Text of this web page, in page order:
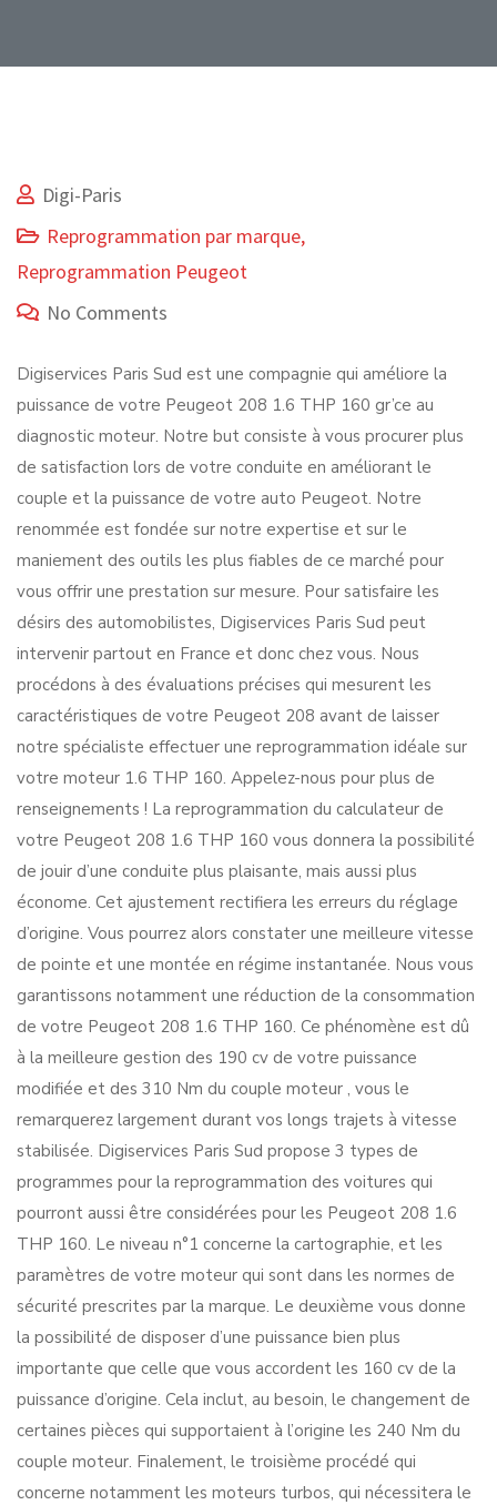
Digi-Paris
Reprogrammation par marque,
Reprogrammation Peugeot
No Comments
Digiservices Paris Sud est une compagnie qui améliore la
puissance de votre Peugeot 208 1.6 THP 160 gr’ce au
diagnostic moteur. Notre but consiste à vous procurer plus
de satisfaction lors de votre conduite en améliorant le
couple et la puissance de votre auto Peugeot. Notre
renommée est fondée sur notre expertise et sur le
maniement des outils les plus fiables de ce marché pour
vous offrir une prestation sur mesure. Pour satisfaire les
désirs des automobilistes, Digiservices Paris Sud peut
intervenir partout en France et donc chez vous. Nous
procédons à des évaluations précises qui mesurent les
caractéristiques de votre Peugeot 208 avant de laisser
notre spécialiste effectuer une reprogrammation idéale sur
votre moteur 1.6 THP 160. Appelez-nous pour plus de
renseignements ! La reprogrammation du calculateur de
votre Peugeot 208 1.6 THP 160 vous donnera la possibilité
de jouir d’une conduite plus plaisante, mais aussi plus
économe. Cet ajustement rectifiera les erreurs du réglage
d’origine. Vous pourrez alors constater une meilleure vitesse
de pointe et une montée en régime instantanée. Nous vous
garantissons notamment une réduction de la consommation
de votre Peugeot 208 1.6 THP 160. Ce phénomène est dû
à la meilleure gestion des 190 cv de votre puissance
modifiée et des 310 Nm du couple moteur , vous le
remarquerez largement durant vos longs trajets à vitesse
stabilisée. Digiservices Paris Sud propose 3 types de
programmes pour la reprogrammation des voitures qui
pourront aussi être considérées pour les Peugeot 208 1.6
THP 160. Le niveau n°1 concerne la cartographie, et les
paramètres de votre moteur qui sont dans les normes de
sécurité prescrites par la marque. Le deuxième vous donne
la possibilité de disposer d’une puissance bien plus
importante que celle que vous accordent les 160 cv de la
puissance d’origine. Cela inclut, au besoin, le changement de
certaines pièces qui supportaient à l’origine les 240 Nm du
couple moteur. Finalement, le troisième procédé qui
concerne notamment les moteurs turbos, qui nécessitera le